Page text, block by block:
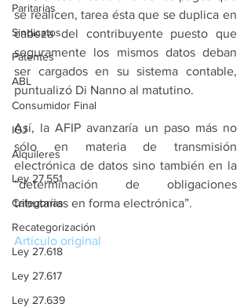
Paritarias
Sindicatos
Patentes
ABL
Consumidor Final
IGJ
Alquileres
Ley 27.551
Categorías
Recategorización
Ley 27.618
Ley 27.617
Ley 27.639
se realicen, tarea ésta que se duplica en
cabeza del contribuyente puesto que
seguramente los mismos datos deban
ser cargados en su sistema contable,
puntualizó Di Nanno al matutino.
Así, la AFIP avanzaría un paso más no
sólo en materia de transmisión
electrónica de datos sino también en la
“determinación de obligaciones
tributarias en forma electrónica”.
Artículo original